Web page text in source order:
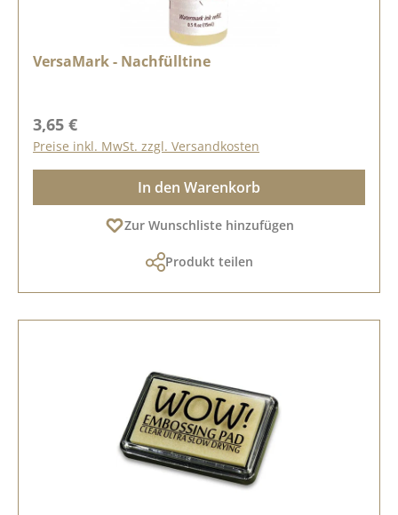
VersaMark - Nachfülltine
Regulärer Preis:
3,65 €
Preise inkl. MwSt. zzgl. Versandkosten
In den Warenkorb
Zur Wunschliste hinzufügen
Produkt teilen